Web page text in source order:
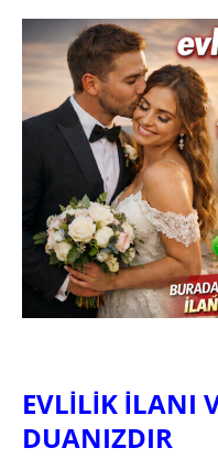
EVLİLİK İLANI
DUANIZDIR